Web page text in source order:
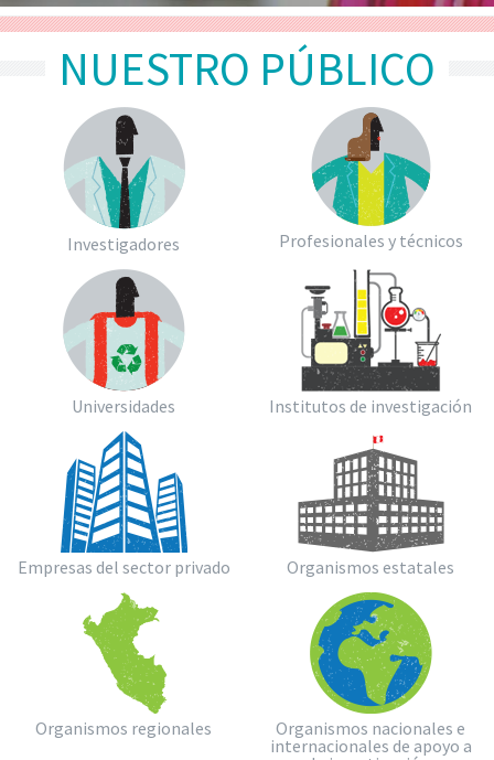
NUESTRO PÚBLICO
Investigadores Profesionales y técnicos
Universidades Institutos de investigación
Empresas del sector privado Organismos estatales
Organismos regionales
Organismos nacionales e
internacionales de apoyo a